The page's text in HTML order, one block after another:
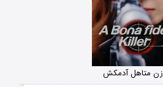
زن متاهل آدمکش